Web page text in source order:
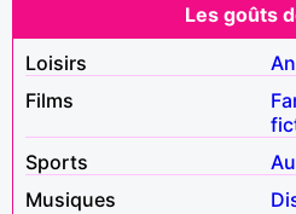
Les goûts
Loisirs
Films
Sports
Musiques